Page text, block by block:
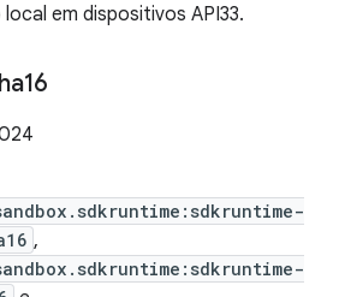
em dispositivos API33.
,